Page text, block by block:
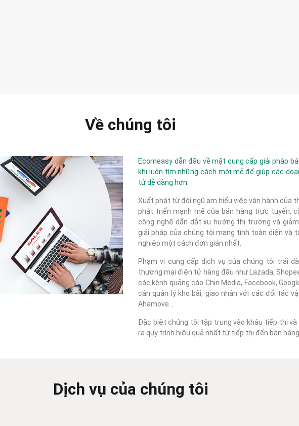
Về chúng tôi
Ecomeasy dẫn đầu về mặt cung cấp giải pháp
khi luôn tìm những cách mới mẻ để giúp các
tử dễ dàng hơn.
Xuất phát từ đội ngũ am hiểu việc vận hành của
phát triển mạnh mẽ của bán hàng trực tuyến,
công nghệ dẫn dắt xu hướng thị trường và
giải pháp của chúng tôi mang tính toàn diện và
nghiệp một cách đơn giản nhất.
Phạm vi cung cấp dịch vụ của chúng tôi trải
thương mại điện tử hàng đầu như Lazada,
các kênh quảng cáo Chin Media, Facebook,
cần quản lý kho bãi, giao nhận với các đối tác
Ahamove...
Đặc biệt chúng tôi tập trung vào khâu tiếp thị
ra quy trình hiệu quả nhất từ tiếp thị đến bán
Dịch vụ của chúng tôi